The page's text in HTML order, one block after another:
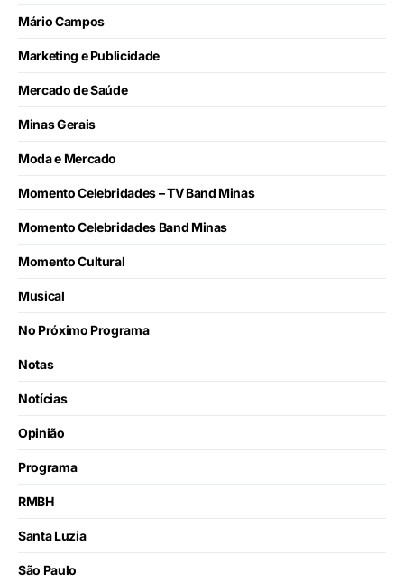
Mário Campos
Marketing e Publicidade
Mercado de Saúde
Minas Gerais
Moda e Mercado
Momento Celebridades – TV Band Minas
Momento Celebridades Band Minas
Momento Cultural
Musical
No Próximo Programa
Notas
Notícias
Opinião
Programa
RMBH
Santa Luzia
São Paulo